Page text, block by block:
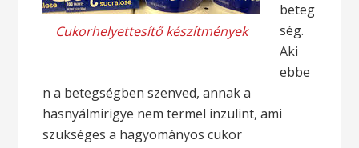
Cukorhelyettesítő készítmények
beteg
ség.
Aki
ebbe
n a betegségben szenved, annak a
hasnyálmirigye nem termel inzulint, ami
szükséges a hagyományos cukor